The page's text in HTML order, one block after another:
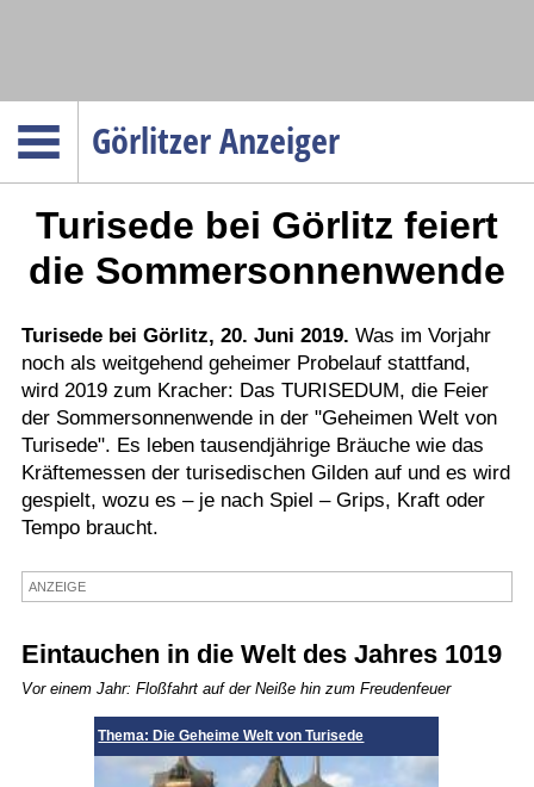
Görlitzer Anzeiger
Menüpunkte
Politik
Gesellschaft
Wirtschaft
Service
Verkehr
Gesundheit
Kultur
Sport
Termine
Turisede bei Görlitz feiert
die Sommersonnenwende
Turisede bei Görlitz, 20. Juni 2019. Was im Vorjahr
noch als weitgehend geheimer Probelauf stattfand,
wird 2019 zum Kracher: Das TURISEDUM, die Feier
der Sommersonnenwende in der "Geheimen Welt von
Turisede". Es leben tausendjährige Bräuche wie das
Kräftemessen der turisedischen Gilden auf und es wird
gespielt, wozu es – je nach Spiel – Grips, Kraft oder
Tempo braucht.
ANZEIGE
Eintauchen in die Welt des Jahres 1019
Vor einem Jahr: Floßfahrt auf der Neiße hin zum Freudenfeuer
Thema: Die Geheime Welt von Turisede